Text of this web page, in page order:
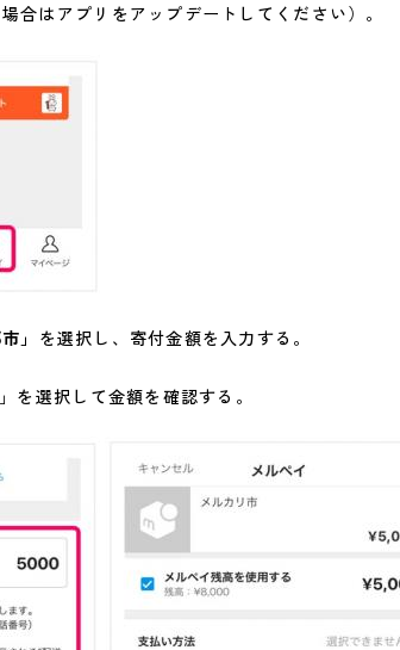
はアプリをアップデートしてください）。
」 を選択し、寄付金額を入力する。
選択して金額を確認する。